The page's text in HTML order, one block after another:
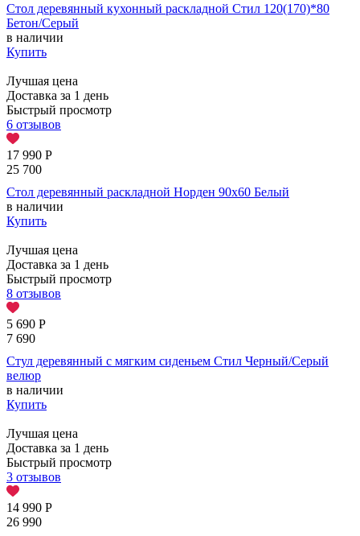
Стол деревянный кухонный раскладной Стил 120(170)*80
Бетон/Серый
в наличии
Купить
Лучшая цена
Доставка за 1 день
Быстрый просмотр
6 отзывов
17 990 Р
25 700
Стол деревянный раскладной Норден 90х60 Белый
в наличии
Купить
Лучшая цена
Доставка за 1 день
Быстрый просмотр
8 отзывов
5 690 Р
7 690
Стул деревянный с мягким сиденьем Стил Черный/Серый
велюр
в наличии
Купить
Лучшая цена
Доставка за 1 день
Быстрый просмотр
3 отзывов
14 990 Р
26 990